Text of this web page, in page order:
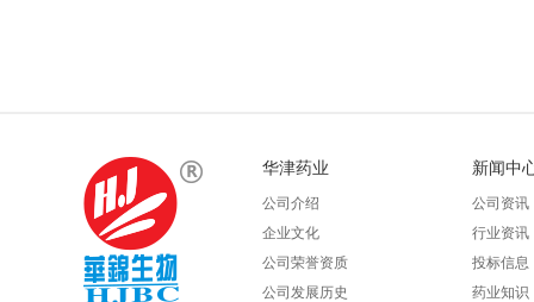
华津药业
公司介绍
企业文化
公司荣誉资质
公司发展历史
新闻中
公司资讯
行业资讯
投标信息
药业知识